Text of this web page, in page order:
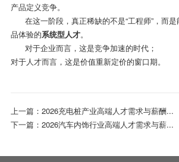
产品定义竞争。
在这一阶段，真正稀缺的不是“工程师”，而是
品体验的系统型人才。
对于企业而言，这是竞争加速的时代；
对于人才而言，这是价值重新定价的窗口期。
上一篇： 2026充电桩产业高端人才需求与薪酬...
下一篇： 2026汽车内饰行业高端人才需求与薪...